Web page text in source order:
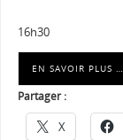
16h30
EN SAVOIR PLUS …
Partager :
X